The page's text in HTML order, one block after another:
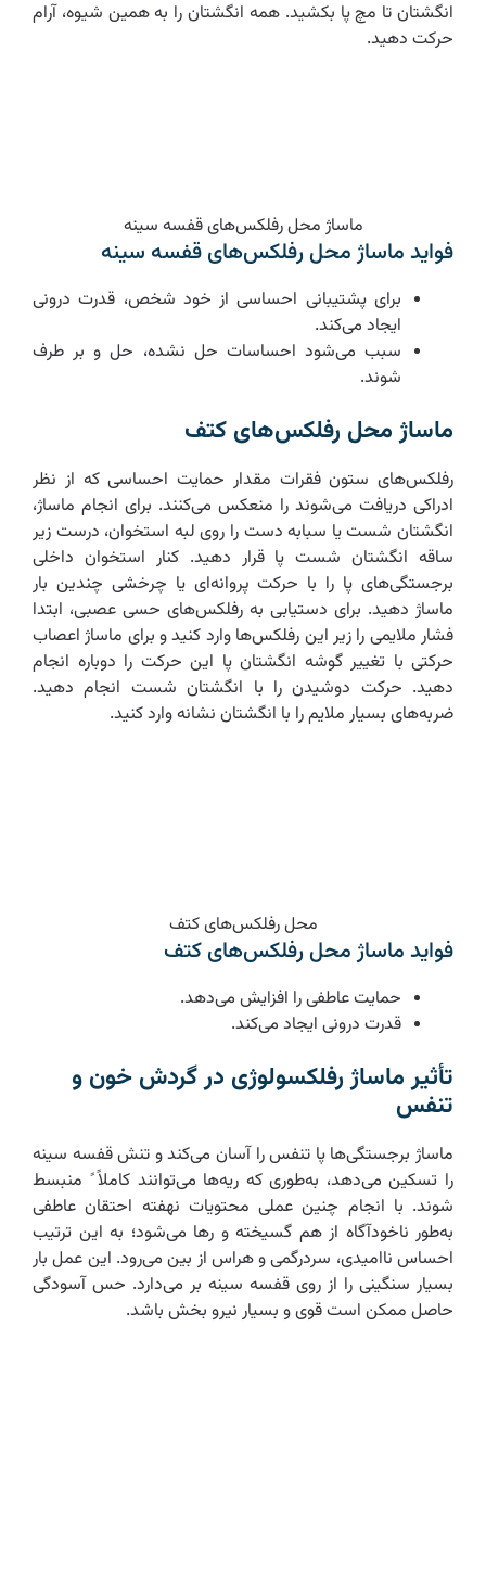
انگشتان تا مچ پا بکشید. همه انگشتان را به همین شیوه، آرام
حرکت دهید.
ماساژ محل رفلکس‌های قفسه سینه
فواید ماساژ محل رفلکس‌های قفسه سینه
برای پشتیبانی احساسی از خود شخص، قدرت درونی
ایجاد می‌کند.
سبب می‌شود احساسات حل نشده، حل و بر طرف
شوند.
ماساژ محل رفلکس‌های کتف
رفلکس‌های ستون فقرات مقدار حمایت احساسی که از نظر
ادراکی دریافت می‌شوند را منعکس می‌کنند. برای انجام ماساژ،
انگشتان شست یا سبابه دست را روی لبه استخوان، درست زیر
ساقه انگشتان شست پا قرار دهید. کنار استخوان داخلی
برجستگی‌های پا را با حرکت پروانه‌ای یا چرخشی چندین بار
ماساژ دهید. برای دستیابی به رفلکس‌های حسی عصبی، ابتدا
فشار ملایمی را زیر این رفلکس‌ها وارد کنید و برای ماساژ اعصاب
حرکتی با تغییر گوشه انگشتان پا این حرکت را دوباره انجام
دهید. حرکت دوشیدن را با انگشتان شست انجام دهید.
ضربه‌های بسیار ملایم را با انگشتان نشانه وارد کنید.
محل رفلکس‌های کتف
فواید ماساژ محل رفلکس‌های کتف
حمایت عاطفی را افزایش می‌دهد.
قدرت درونی ایجاد می‌کند.
تأثیر ماساژ رفلکسولوژی در گردش خون و
تنفس
ماساژ برجستگی‌ها پا تنفس را آسان می‌کند و تنش قفسه سینه
را تسکین می‌دهد، به‌طوری که ریه‌ها می‌توانند کاملاً ً منبسط
شوند. با انجام چنین عملی محتویات نهفته احتقان عاطفی
به‌طور ناخودآگاه از هم گسیخته و رها می‌شود؛ به این ترتیب
احساس ناامیدی، سردرگمی و هراس از بین می‌رود. این عمل بار
بسیار سنگینی را از روی قفسه سینه بر می‌دارد. حس آسودگی
حاصل ممکن است قوی و بسیار نیرو بخش باشد.